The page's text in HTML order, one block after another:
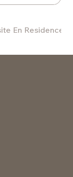
En Residence